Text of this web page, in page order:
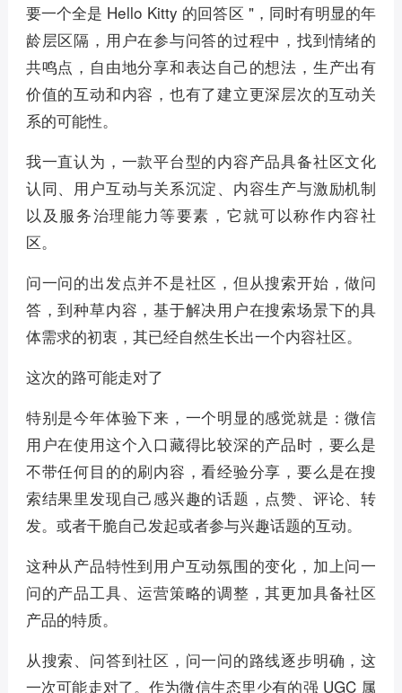
要一个全是 Hello Kitty 的回答区 "，同时有明显的年
龄层区隔，用户在参与问答的过程中，找到情绪的
共鸣点，自由地分享和表达自己的想法，生产出有
价值的互动和内容，也有了建立更深层次的互动关
系的可能性。
我一直认为，一款平台型的内容产品具备社区文化
认同、用户互动与关系沉淀、内容生产与激励机制
以及服务治理能力等要素，它就可以称作内容社
区。
问一问的出发点并不是社区，但从搜索开始，做问
答，到种草内容，基于解决用户在搜索场景下的具
体需求的初衷，其已经自然生长出一个内容社区。
这次的路可能走对了
特别是今年体验下来，一个明显的感觉就是：微信
用户在使用这个入口藏得比较深的产品时，要么是
不带任何目的的刷内容，看经验分享，要么是在搜
索结果里发现自己感兴趣的话题，点赞、评论、转
发。或者干脆自己发起或者参与兴趣话题的互动。
这种从产品特性到用户互动氛围的变化，加上问一
问的产品工具、运营策略的调整，其更加具备社区
产品的特质。
从搜索、问答到社区，问一问的路线逐步明确，这
一次可能走对了。作为微信生态里少有的强 UGC 属